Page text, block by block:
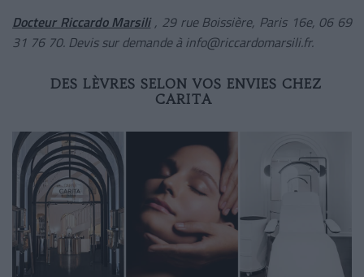
Docteur Riccardo Marsili, 29 rue Boissière, Paris 16e, 06 69
31 76 70. Devis sur demande à info@riccardomarsili.fr.
DES LÈVRES SELON VOS ENVIES CHEZ
CARITA